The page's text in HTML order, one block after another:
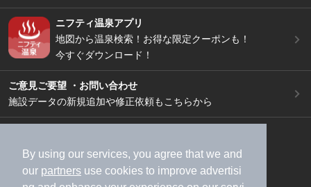
By using our services, you agree that we and
our partners use cookies to improve advertisi
ニフティ温泉アプリ
地図から温泉検索！お得な限定クーポンも！
今すぐダウンロード！
ご意見ご要望 ・お問い合わせ
施設データの新規追加や修正依頼もこちらから
加盟店募集（資料請求）
広告出稿のご案内
利用規約
ライフスタイルMEMBERS+規約